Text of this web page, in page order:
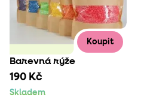
Koupit
Barevná rýže
190 Kč
Skladem